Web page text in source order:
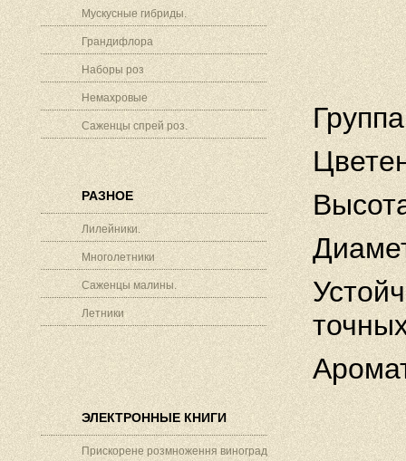
Мускусные гибриды.
Грандифлора
Наборы роз
Немахровые
Саженцы спрей роз.
РАЗНОЕ
Лилейники.
Многолетники
Саженцы малины.
Летники
ЭЛЕКТРОННЫЕ КНИГИ
Прискорене розмноження винограду.